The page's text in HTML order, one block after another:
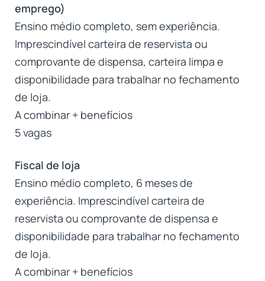
emprego)
Ensino médio completo, sem experiência.
Imprescindível carteira de reservista ou
comprovante de dispensa, carteira limpa e
disponibilidade para trabalhar no fechamento
de loja.
A combinar + benefícios
5 vagas
Fiscal de loja
Ensino médio completo, 6 meses de
experiência. Imprescindível carteira de
reservista ou comprovante de dispensa e
disponibilidade para trabalhar no fechamento
de loja.
A combinar + benefícios